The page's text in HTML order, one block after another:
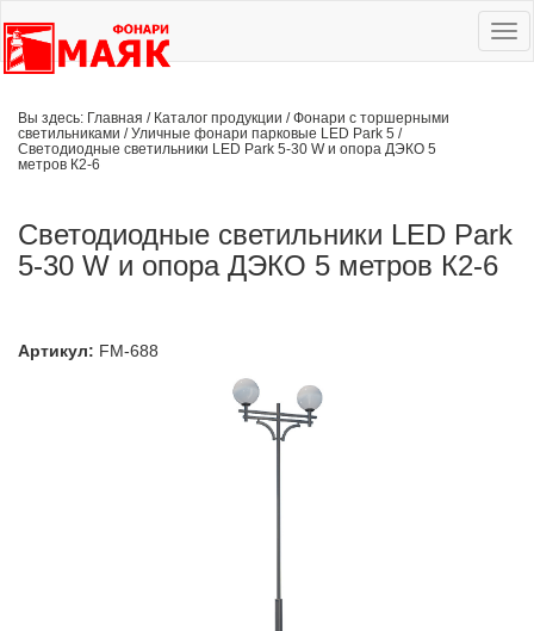
Вы здесь: Главная / Каталог продукции /Фонари с торшерными
светильниками /Уличные фонари парковые LED Park 5 /
Светодиодные светильники LED Park 5-30 W и опора ДЭКО 5
метров К2-6
Светодиодные светильники LED Park
5-30 W и опора ДЭКО 5 метров К2-6
Артикул: FM-688